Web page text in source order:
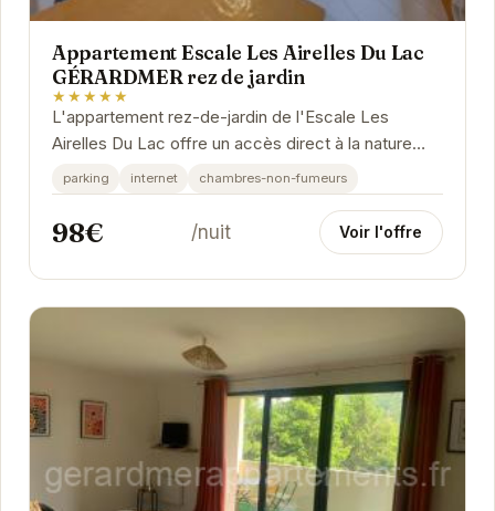
Appartement Escale Les Airelles Du Lac
GÉRARDMER rez de jardin
★★★★★
L'appartement rez-de-jardin de l'Escale Les
Airelles Du Lac offre un accès direct à la nature
environnante. Profitez d'un séjour confortable et...
parking internet chambres-non-fumeurs
98€ /nuit Voir l'offre